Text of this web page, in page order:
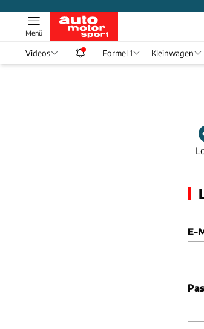
Menü
Videos Formel 1 Kleinwagen
E-